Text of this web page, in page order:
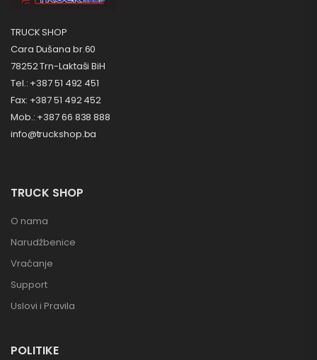
TRUCK SHOP
Cara Dušana br.60
78252 Trn-Laktaši BiH
Tel.: +387 51 492 451
Fax: +387 51 492 452
Mob.: +387 66 838 888
info@truckshop.ba
TRUCK SHOP
O nama
Narudžbenice
Vraćanje
Support
Uslovi i Pravila
POLITIKE